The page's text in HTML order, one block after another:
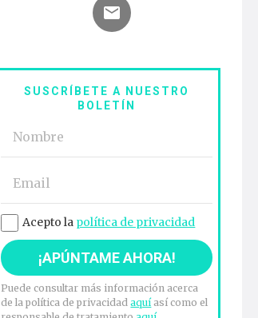
SUSCRÍBETE A NUESTRO
BOLETÍN
Acepto la política de privacidad
Puede consultar más información acerca
de la política de privacidadaquíasí como el